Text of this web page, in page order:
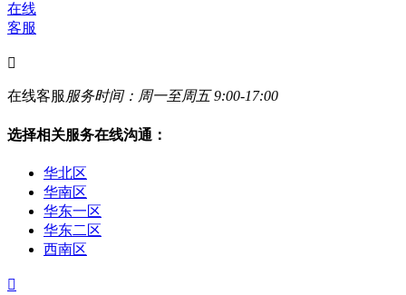
在线
客服

在线客服服务时间：周一至周五 9:00-17:00
选择相关服务在线沟通：
华北区
华南区
华东一区
华东二区
西南区
